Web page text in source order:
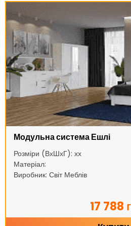
Модульна система Ешлі
Розміри (ВхШхГ): хх
Матеріал:
Виробник: Світ Меблів
17 788